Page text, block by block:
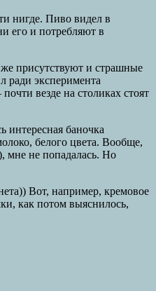
нигде. Пиво видел в
его и потребляют в
присутствуют и страшные
ради эксперимента
везде на столиках стоят
интересная баночка
белого цвета. Вообще,
мне не попадалась. Но
Вот, например, кремовое
как потом выяснилось,